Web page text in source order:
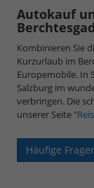
Autokauf
Kombinieren Sie
Kurzurlaub im
Europemobile. In
Salzburg im
verbringen. Die
unserer Seite "
Häufige